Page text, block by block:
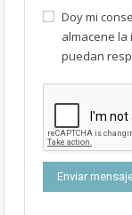
Doy mi
almacene
puedan